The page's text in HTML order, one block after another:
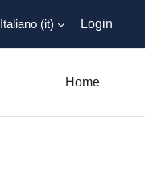
Italiano ‎(it)‎ Login
Home